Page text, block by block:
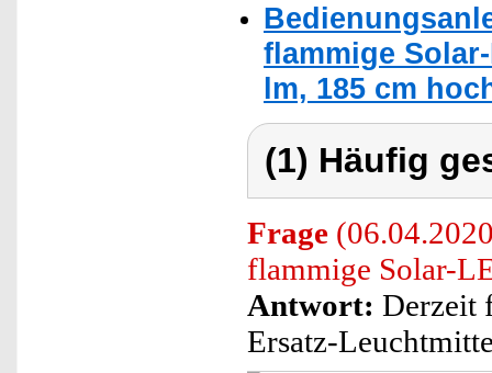
flammige
lm, 185 cm
(1) Häufig
Frage
flammige Solar-
Antwort: Derzeit
Ersatz-